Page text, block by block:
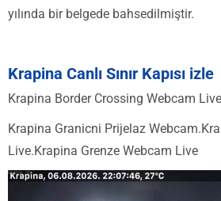
yılında bir belgede bahsedilmiştir.
Krapina Canlı Sınır Kapısı izle
Krapina Border Crossing Webcam Live
Krapina Granicni Prijelaz
Live.Krapina Grenze Webcam Live